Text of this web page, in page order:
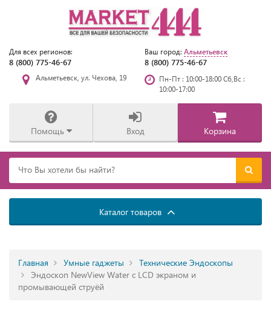
Для всех регионов:
8 (800) 775-46-67
Ваш город: Альметьевск
8 (800) 775-46-67
Альметьевск, ул. Чехова, 19
Пн-Пт : 10:00-18:00 Сб,Вс :
10:00-17:00
Помощь Вход Корзина
Каталог товаров
Главная Умные гаджеты
Технические Эндоскопы
Эндоскоп NewView Water с LCD экраном и
промывающей струёй